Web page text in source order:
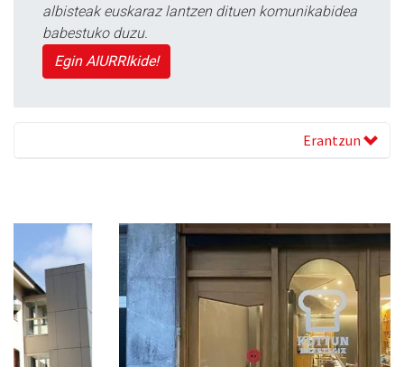
albisteak euskaraz lantzen dituen komunikabidea
babestuko duzu.
Egin AIURRIkide!
Erantzun